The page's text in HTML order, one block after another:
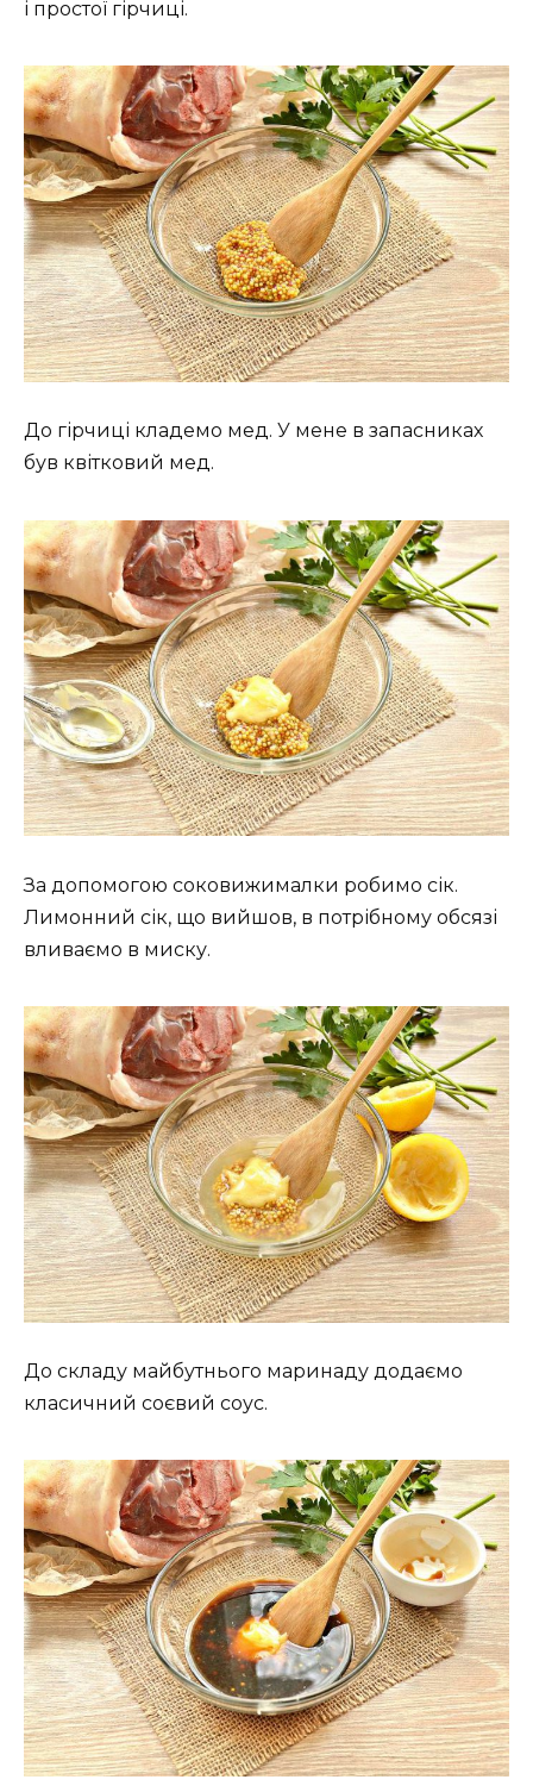
і простої гірчиці.
До гірчиці кладемо мед. У мене в запасниках
був квітковий мед.
За допомогою соковижималки робимо сік.
Лимонний сік, що вийшов, в потрібному обсязі
вливаємо в миску.
До складу майбутнього маринаду додаємо
класичний соєвий соус.